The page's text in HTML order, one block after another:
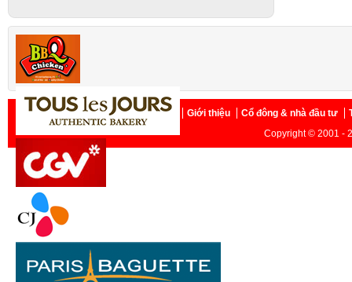
Trang chủ Giới thiệu Cổ đông & nhà đầu tư
Copyright © 2001 -